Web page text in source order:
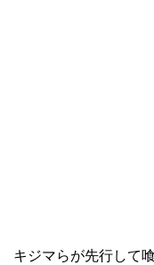
キジマらが先行して